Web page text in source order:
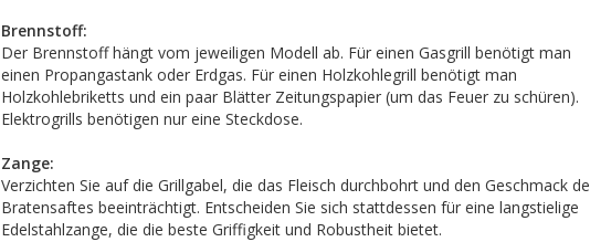
Brennstoff:
Der Brennstoff hängt vom jeweiligen Modell ab. Für einen Gasgrill benötigt man
einen Propangastank oder Erdgas. Für einen Holzkohlegrill benötigt man
Holzkohlebriketts und ein paar Blätter Zeitungspapier (um das Feuer zu schüren).
Elektrogrills benötigen nur eine Steckdose.
Zange:
Verzichten Sie auf die Grillgabel, die das Fleisch durchbohrt und den Geschmack
Bratensaftes beeinträchtigt. Entscheiden Sie sich stattdessen für eine langstielige
Edelstahlzange, die die beste Griffigkeit und Robustheit bietet.